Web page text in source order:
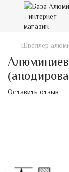
Швеллер
Оставить отзыв